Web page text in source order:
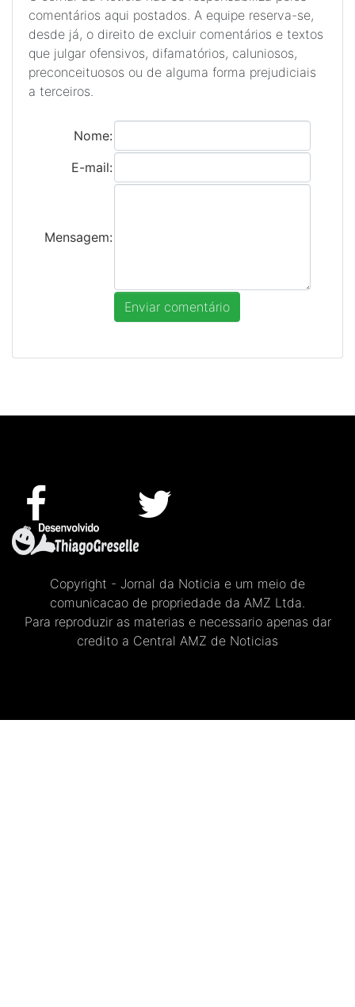
comentários aqui postados. A equipe reserva-se,
desde já, o direito de excluir comentários e textos
que julgar ofensivos, difamatórios, caluniosos,
preconceituosos ou de alguma forma prejudiciais
a terceiros.
Nome:
E-mail:
Mensagem:
Copyright - Jornal da Noticia e um meio de
comunicacao de propriedade da AMZ Ltda.
Para reproduzir as materias e necessario apenas dar
credito a Central AMZ de Noticias